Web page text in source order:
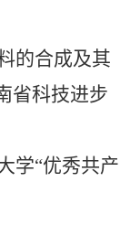
的合成及其
省科技进步
学“优秀共产